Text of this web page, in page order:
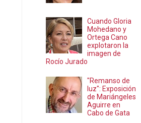
Cuando Gloria
Mohedano y
Ortega Cano
explotaron la
imagen de
Rocío Jurado
"Remanso de
luz": Exposición
de Mariángeles
Aguirre en
Cabo de Gata